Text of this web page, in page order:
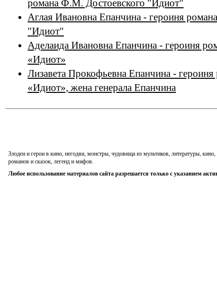
романа Ф.М. Достоевского "Идиот"
Аглая Ивановна Епанчина - героиня
"Идиот"
Аделаида Ивановна Епанчина - героиня
«Идиот»
Лизавета Прокофьевна Епанчина -
«Идиот», жена генерала Епанчина
Злодеи и герои в кино, негодяи, монстры, чудовища из мультиков, литературы,
романов и сказок, легенд и мифов.
Любое использование материалов сайта разрешается только с указанием